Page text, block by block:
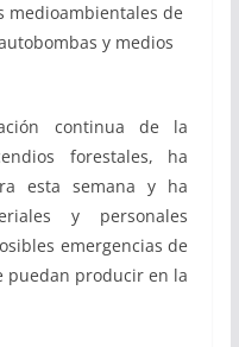
medioambientales de
y medios
continua de la
forestales, ha
esta semana y ha
y personales
emergencias de
puedan producir en la